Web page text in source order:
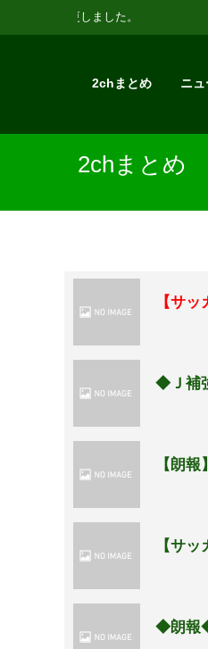
お知らせ : 検索機能
2chまとめ ニュ
2chまとめ
【サ
◆Ｊ補
【朗
【サ
◆朗報◆